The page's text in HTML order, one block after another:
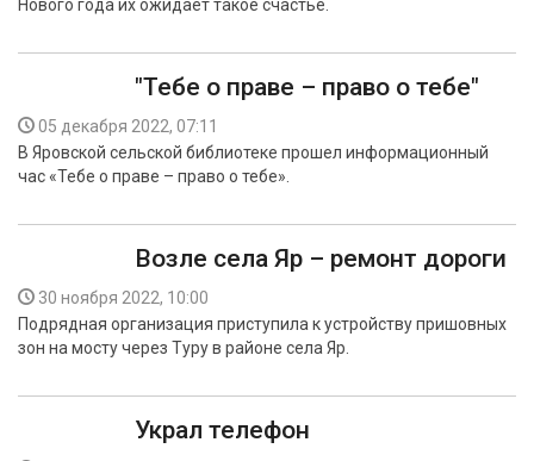
Нового года их ожидает такое счастье.
"Тебе о праве – право о тебе"
05 декабря 2022, 07:11
В Яровской сельской библиотеке прошел информационный
час «Тебе о праве – право о тебе».
Возле села Яр – ремонт дороги
30 ноября 2022, 10:00
Подрядная организация приступила к устройству пришовных
зон на мосту через Туру в районе села Яр.
Украл телефон